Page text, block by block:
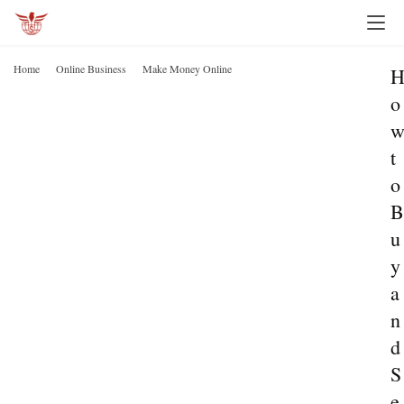
Home Online Business Make Money Online
H
o
w
t
o
B
u
y
a
n
d
S